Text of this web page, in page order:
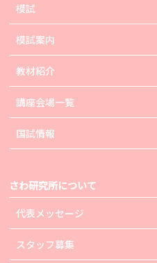
模試
模試案内
教材紹介
講座会場一覧
国試情報
さわ研究所について
代表メッセージ
スタッフ募集